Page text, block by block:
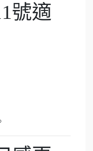
號適